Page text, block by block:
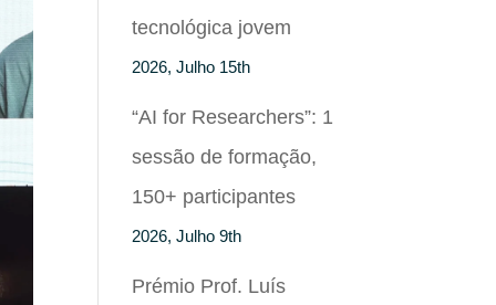
tecnológica jovem
2026, Julho 15th
“AI for Researchers”: 1
sessão de formação,
150+ participantes
2026, Julho 9th
Prémio Prof. Luís